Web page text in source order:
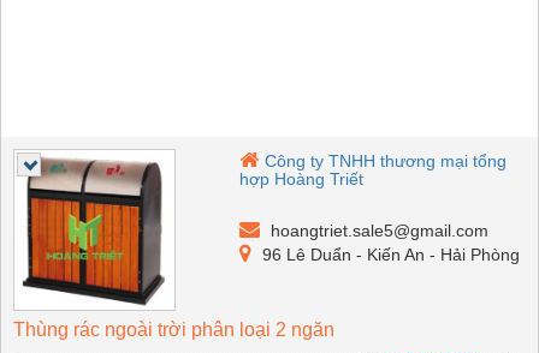
Công ty TNHH thương mại tổng
hợp Hoàng Triết
hoangtriet.sale5@gmail.com
96 Lê Duẩn - Kiến An - Hải Phòng
Thùng rác ngoài trời phân loại 2 ngăn